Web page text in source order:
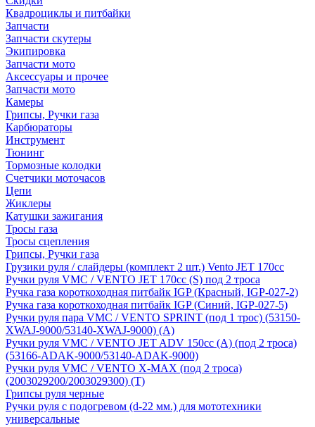
Квадроциклы и питбайки
Запчасти
Запчасти скутеры
Экипировка
Запчасти мото
Аксессуары и прочее
Запчасти мото
Камеры
Грипсы, Ручки газа
Карбюраторы
Инструмент
Тюнинг
Тормозные колодки
Счетчики моточасов
Цепи
Жиклеры
Катушки зажигания
Тросы газа
Тросы сцепления
Грипсы, Ручки газа
Грузики руля / слайдеры (комплект 2 шт.) Vento JET 170cc
Ручки руля VMC / VENTO JET 170cc (S) под 2 троса
Ручка газа короткоходная питбайк IGP (Красный, IGP-027-2)
Ручка газа короткоходная питбайк IGP (Синий, IGP-027-5)
Ручки руля пара VMC / VENTO SPRINT (под 1 трос) (53150-
XWAJ-9000/53140-XWAJ-9000) (A)
Ручки руля VMC / VENTO JET ADV 150cc (A) (под 2 троса)
(53166-ADAK-9000/53140-ADAK-9000)
Ручки руля VMC / VENTO X-MAX (под 2 троса)
(2003029200/2003029300) (T)
Грипсы руля черные
Ручки руля с подогревом (d-22 мм.) для мототехники
универсальные